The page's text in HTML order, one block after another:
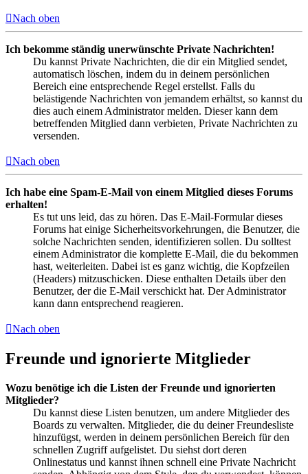
Nach oben
Ich bekomme ständig unerwünschte Private Nachrichten!
Du kannst Private Nachrichten, die dir ein Mitglied sendet,
automatisch löschen, indem du in deinem persönlichen
Bereich eine entsprechende Regel erstellst. Falls du
belästigende Nachrichten von jemandem erhältst, so kannst du
dies auch einem Administrator melden. Dieser kann dem
betreffenden Mitglied dann verbieten, Private Nachrichten zu
versenden.
Nach oben
Ich habe eine Spam-E-Mail von einem Mitglied dieses Forums
erhalten!
Es tut uns leid, das zu hören. Das E-Mail-Formular dieses
Forums hat einige Sicherheitsvorkehrungen, die Benutzer, die
solche Nachrichten senden, identifizieren sollen. Du solltest
einem Administrator die komplette E-Mail, die du bekommen
hast, weiterleiten. Dabei ist es ganz wichtig, die Kopfzeilen
(Headers) mitzuschicken. Diese enthalten Details über den
Benutzer, der die E-Mail verschickt hat. Der Administrator
kann dann entsprechend reagieren.
Nach oben
Freunde und ignorierte Mitglieder
Wozu benötige ich die Listen der Freunde und ignorierten
Mitglieder?
Du kannst diese Listen benutzen, um andere Mitglieder des
Boards zu verwalten. Mitglieder, die du deiner Freundesliste
hinzufügst, werden in deinem persönlichen Bereich für den
schnellen Zugriff aufgelistet. Du siehst dort deren
Onlinestatus und kannst ihnen schnell eine Private Nachricht